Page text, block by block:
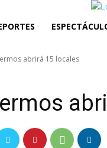
abrirá 15 locales